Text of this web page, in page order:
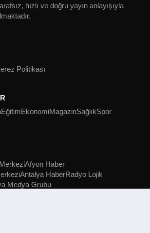
hızlı ve doğru yayın anlayışıyla
Politikası
EğitimEkonomiMagazinSağlıkSpor
Afyon Haber
Antalya HaberRadyo Lojik
Medya Grubu